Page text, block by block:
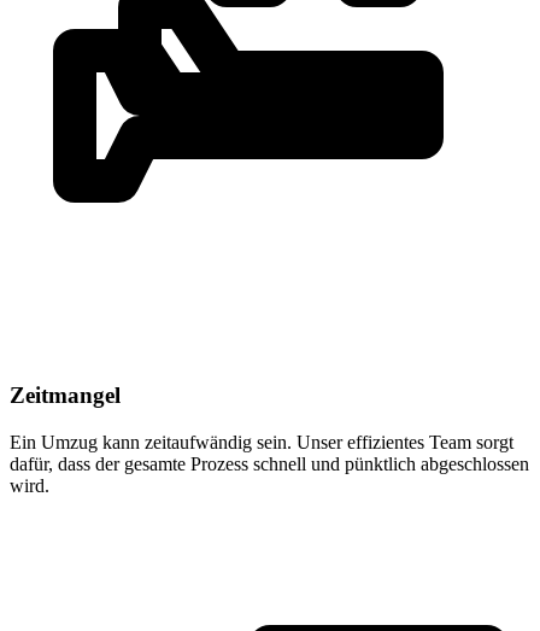
Zeitmangel
Ein Umzug kann zeitaufwändig sein. Unser effizientes Team sorgt
dafür, dass der gesamte Prozess schnell und pünktlich abgeschlossen
wird.